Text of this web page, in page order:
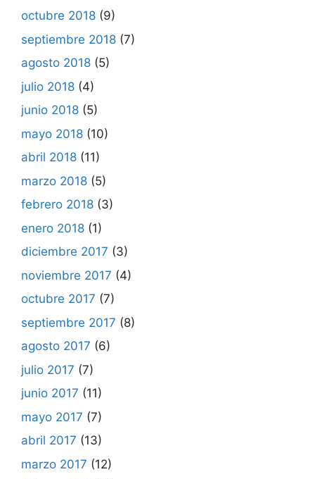
octubre 2018 (9)
septiembre 2018 (7)
agosto 2018 (5)
julio 2018 (4)
junio 2018 (5)
mayo 2018 (10)
abril 2018 (11)
marzo 2018 (5)
febrero 2018 (3)
enero 2018 (1)
diciembre 2017 (3)
noviembre 2017 (4)
octubre 2017 (7)
septiembre 2017 (8)
agosto 2017 (6)
julio 2017 (7)
junio 2017 (11)
mayo 2017 (7)
abril 2017 (13)
marzo 2017 (12)